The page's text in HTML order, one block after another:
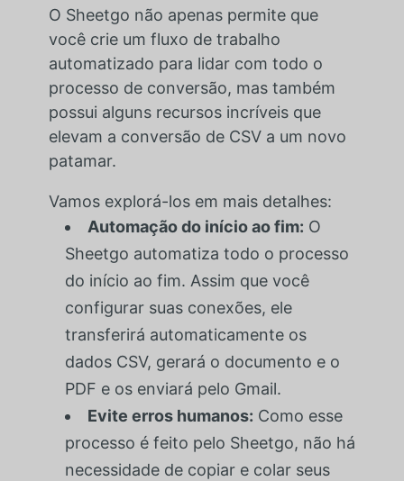
O Sheetgo não apenas permite que
você crie um fluxo de trabalho
automatizado para lidar com todo o
processo de conversão, mas também
possui alguns recursos incríveis que
elevam a conversão de CSV a um novo
patamar.
Vamos explorá-los em mais detalhes:
Automação do início ao fim: O
Sheetgo automatiza todo o processo
do início ao fim. Assim que você
configurar suas conexões, ele
transferirá automaticamente os
dados CSV, gerará o documento e o
PDF e os enviará pelo Gmail.
Evite erros humanos: Como esse
processo é feito pelo Sheetgo, não há
necessidade de copiar e colar seus